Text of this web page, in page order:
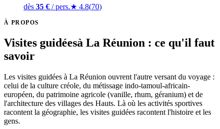
dès 35 € / pers.★ 4.8(70)
À PROPOS
Visites guidéesà La Réunion : ce qu'il faut
savoir
Les visites guidées à La Réunion ouvrent l'autre versant du voyage :
celui de la culture créole, du métissage indo-tamoul-africain-
européen, du patrimoine agricole (vanille, rhum, géranium) et de
l'architecture des villages des Hauts. Là où les activités sportives
racontent la géographie, les visites guidées racontent l'histoire et les
gens.